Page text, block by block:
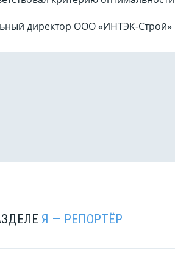
директор ООО «ИНТЭК-Строй»
Я — РЕПОРТЁР